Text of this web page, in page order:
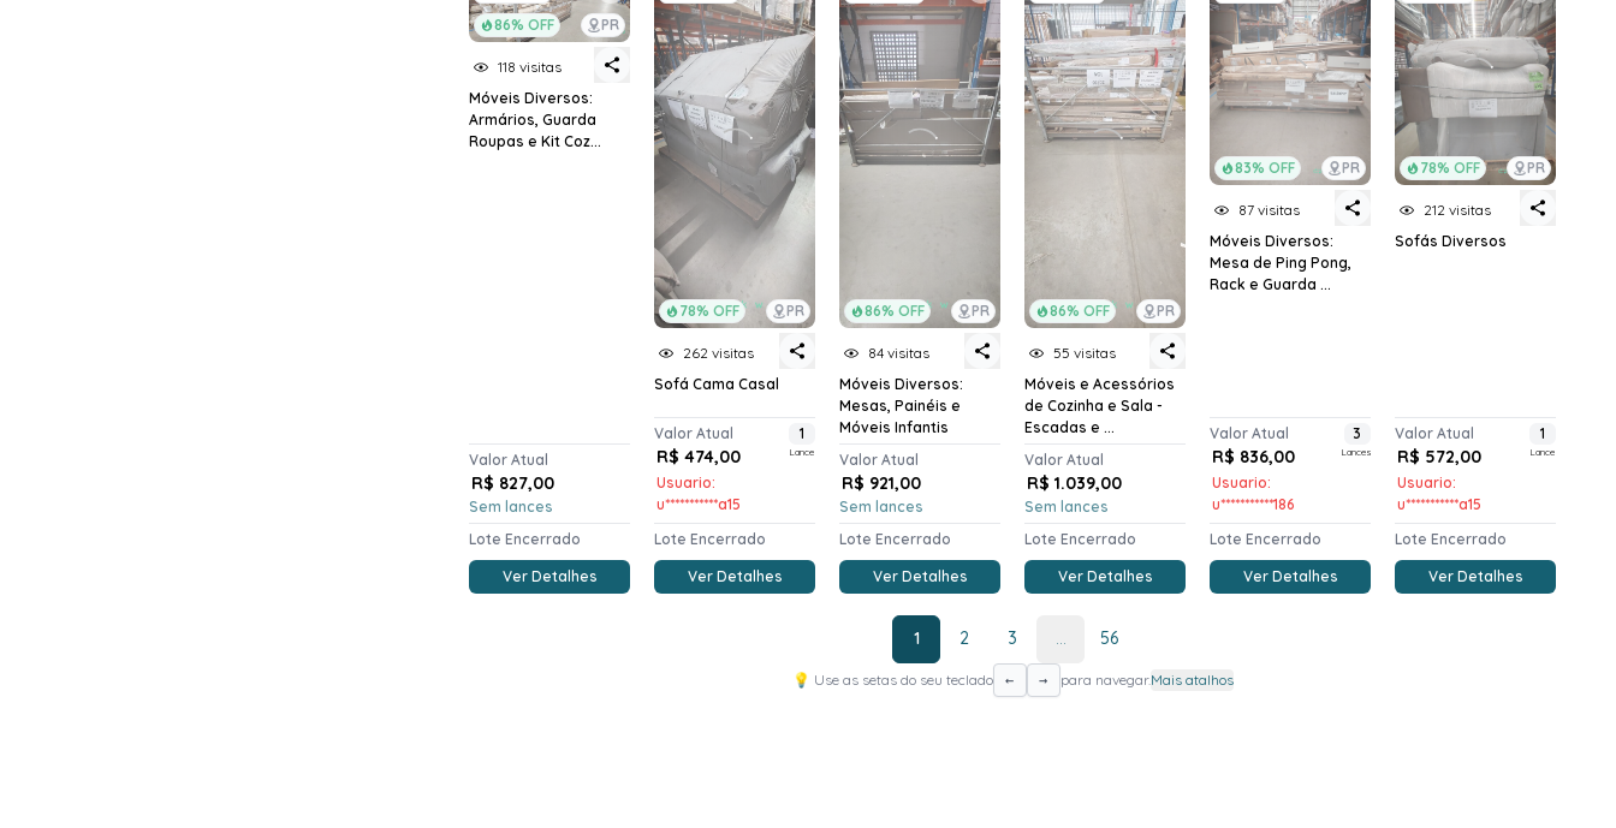
86% OFF PR
118 visitas
Móveis Diversos:
Armários, Guarda
Roupas e Kit Coz...
Valor Atual
R$ 827,00
Sem lances
Lote Encerrado
Ver Detalhes
78% OFF PR
262 visitas
Sofá Cama Casal
Valor Atual
R$ 474,00
Usuario:
u***********a15
1
Lance
Lote Encerrado
Ver Detalhes
86% OFF PR
84 visitas
Móveis Diversos:
Mesas, Painéis e
Móveis Infantis
Valor Atual
R$ 921,00
Sem lances
Lote Encerrado
Ver Detalhes
86% OFF PR
55 visitas
Móveis e Acessórios
de Cozinha e Sala -
Escadas e ...
Valor Atual
R$ 1.039,00
Sem lances
Lote Encerrado
Ver Detalhes
83% OFF PR
87 visitas
Móveis Diversos:
Mesa de Ping Pong,
Rack e Guarda ...
Valor Atual
R$ 836,00
Usuario:
u***********186
3
Lances
Lote Encerrado
Ver Detalhes
78% OFF PR
212 visitas
Sofás Diversos
Valor Atual
R$ 572,00
Usuario:
u***********a15
1
Lance
Lote Encerrado
Ver Detalhes
1 2 3 ... 56
💡 Use as setas do seu teclado ← → para navegar.Mais atalhos